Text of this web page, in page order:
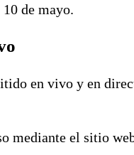
10 de mayo.
en vivo y en
mediante el sitio